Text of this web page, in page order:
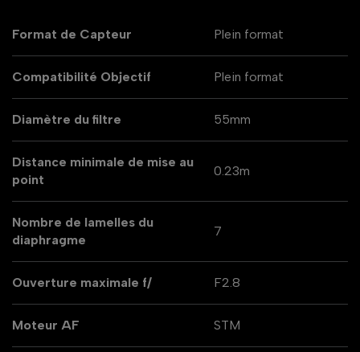
Format de Capteur Plein format
Compatibilité Objectif Plein format
Diamètre du filtre 55mm
Distance minimale de mise au
point
0.23m
Nombre de lamelles du
diaphragme
7
Ouverture maximale f/ F2.8
Moteur AF STM